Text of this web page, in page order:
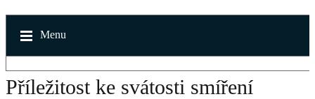
Menu
Příležitost ke svátosti smíření